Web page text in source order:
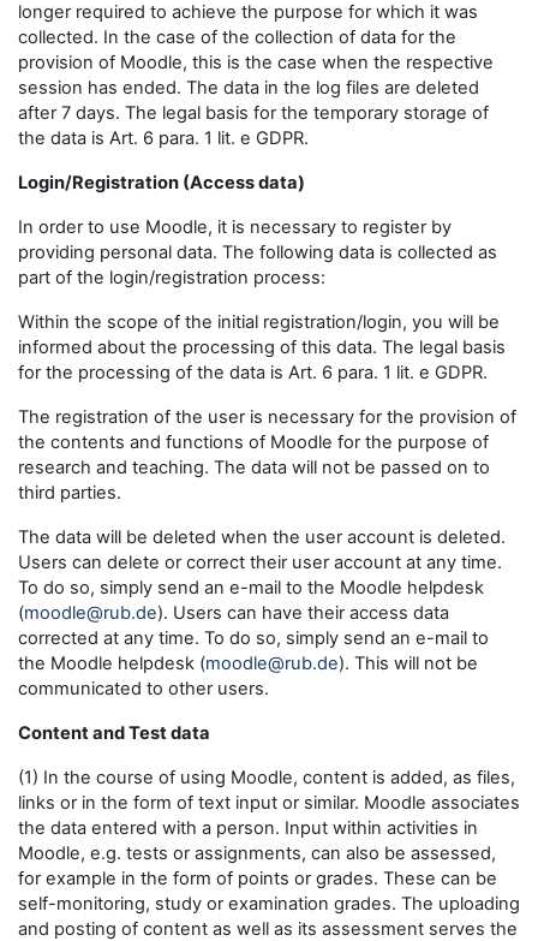
longer required to achieve the purpose for which it was
collected. In the case of the collection of data for the
provision of Moodle, this is the case when the respective
session has ended. The data in the log files are deleted
after 7 days. The legal basis for the temporary storage of
the data is Art. 6 para. 1 lit. e GDPR.
Login/Registration (Access data)
In order to use Moodle, it is necessary to register by
providing personal data. The following data is collected as
part of the login/registration process:
Within the scope of the initial registration/login, you will be
informed about the processing of this data. The legal basis
for the processing of the data is Art. 6 para. 1 lit. e GDPR.
The registration of the user is necessary for the provision of
the contents and functions of Moodle for the purpose of
research and teaching. The data will not be passed on to
third parties.
The data will be deleted when the user account is deleted.
Users can delete or correct their user account at any time.
To do so, simply send an e-mail to the Moodle helpdesk
(moodle@rub.de). Users can have their access data
corrected at any time. To do so, simply send an e-mail to
the Moodle helpdesk (moodle@rub.de). This will not be
communicated to other users.
Content and Test data
(1) In the course of using Moodle, content is added, as files,
links or in the form of text input or similar. Moodle associates
the data entered with a person. Input within activities in
Moodle, e.g. tests or assignments, can also be assessed,
for example in the form of points or grades. These can be
self-monitoring, study or examination grades. The uploading
and posting of content as well as its assessment serves the